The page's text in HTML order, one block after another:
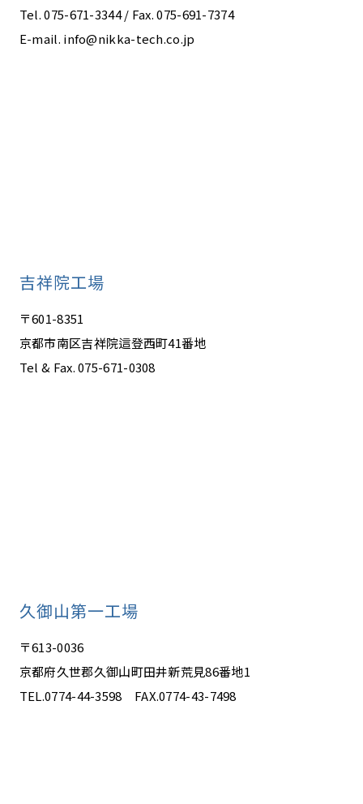
Tel. 075-671-3344 / Fax. 075-691-7374
E-mail. info@nikka-tech.co.jp
吉祥院工場
〒601-8351
京都市南区吉祥院這登西町41番地
Tel & Fax. 075-671-0308
久御山第一工場
〒613-0036
京都府久世郡久御山町田井新荒見86番地1
TEL.0774-44-3598 FAX.0774-43-7498